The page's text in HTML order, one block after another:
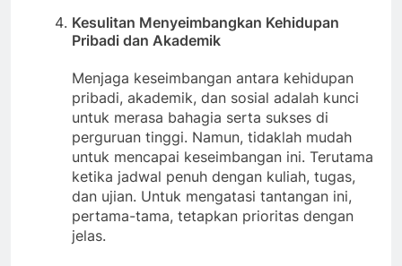
Kesulitan Menyeimbangkan Kehidupan
Pribadi dan Akademik
Menjaga keseimbangan antara kehidupan
pribadi, akademik, dan sosial adalah kunci
untuk merasa bahagia serta sukses di
perguruan tinggi. Namun, tidaklah mudah
untuk mencapai keseimbangan ini. Terutama
ketika jadwal penuh dengan kuliah, tugas,
dan ujian. Untuk mengatasi tantangan ini,
pertama-tama, tetapkan prioritas dengan
jelas.